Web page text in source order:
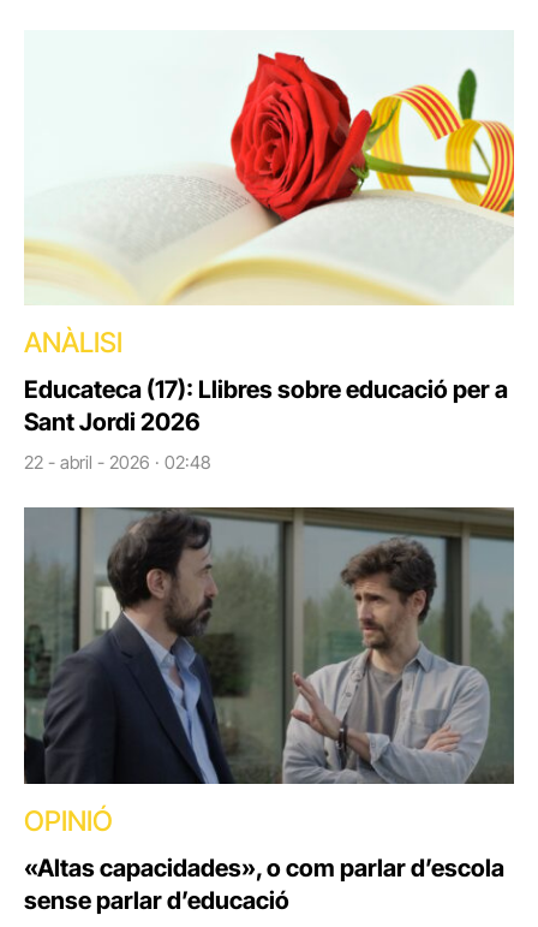
ANÀLISI
Educateca (17): Llibres sobre educació per a
Sant Jordi 2026
22 - abril - 2026 · 02:48
OPINIÓ
«Altas capacidades», o com parlar d’escola
sense parlar d’educació